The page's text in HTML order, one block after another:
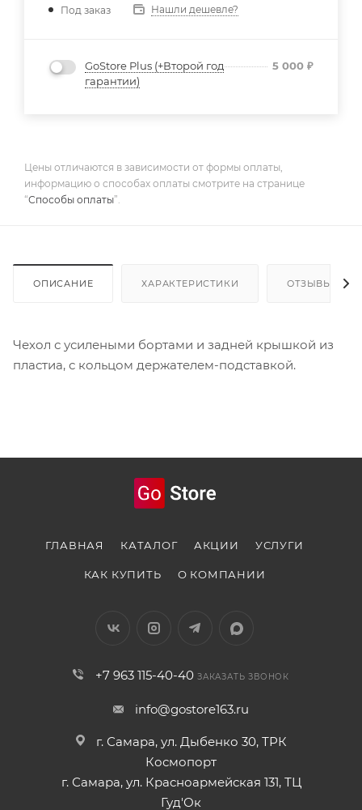
Под заказ Нашли дешевле?
GoStore Plus (+Второй год
гарантии)
5 000 ₽
Цены отличаются в зависимости от формы оплаты,
информацию о способах оплаты смотрите на странице
“Способы оплаты”.
ОПИСАНИЕ ХАРАКТЕРИСТИКИ ОТЗЫВЫ
Чехол с усилеными бортами и задней крышкой из
пластиа, с кольцом держателем-подставкой.
ГЛАВНАЯ КАТАЛОГ АКЦИИ УСЛУГИ
КАК КУПИТЬ О КОМПАНИИ
+7 963 115-40-40 ЗАКАЗАТЬ ЗВОНОК
info@gostore163.ru
г. Самара, ул. Дыбенко 30, ТРК
Космопорт
г. Самара, ул. Красноармейская 131, ТЦ
Гуд'Ок